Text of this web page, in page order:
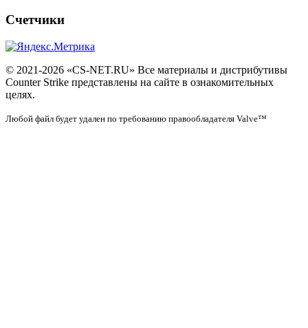
Счетчики
© 2021-2026 «CS-NET.RU» Все материалы и дистрибутивы
Counter Strike представлены на сайте в ознакомительных
целях.
Любой файл будет удален по требованию правообладателя Valve™